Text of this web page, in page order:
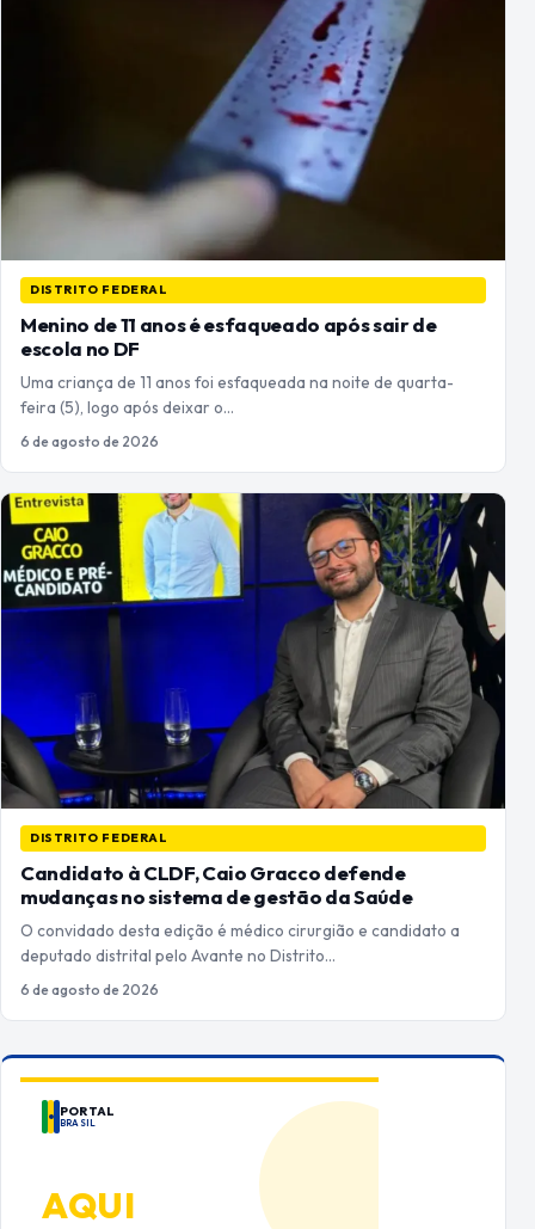
DISTRITO FEDERAL
Menino de 11 anos é esfaqueado após sair de
escola no DF
Uma criança de 11 anos foi esfaqueada na noite de quarta-
feira (5), logo após deixar o…
6 de agosto de 2026
DISTRITO FEDERAL
Candidato à CLDF, Caio Gracco defende
mudanças no sistema de gestão da Saúde
O convidado desta edição é médico cirurgião e candidato a
deputado distrital pelo Avante no Distrito…
6 de agosto de 2026
PORTAL
BRASIL
AQUI